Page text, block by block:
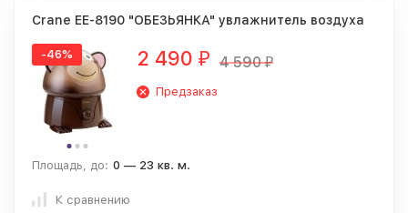
Crane EE-8190 "ОБЕЗЬЯНКА" увлажнитель воздуха
-46% 2 490 ₽ 4 590 ₽
Предзаказ
Площадь, до: 0 — 23 кв. м.
К сравнению